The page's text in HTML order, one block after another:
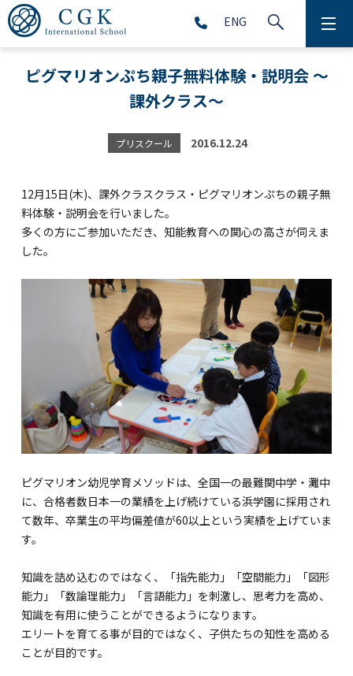
ENG
CGKについて
プリスクール (2～5歳児)
中等部 (6～9年生)
高等部 (10～12年生)
アフタースクール (1～9年生)
海外留学・グローバル
コミュニティ
お問い合わせ
保育園用物件紹介
横浜市物件情報募集
ピグマリオンぷち親子無料体験・説明会 ～
課外クラス～
プリスクール 2016.12.24
12月15日(木)、課外クラスクラス・ピグマリオンぷちの親子無
料体験・説明会を行いました。
多くの方にご参加いただき、知能教育への関心の高さが伺えま
した。
ピグマリオン幼児学育メソッドは、全国一の最難関中学・灘中
に、合格者数日本一の業績を上げ続けている浜学園に採用され
て数年、卒業生の平均偏差値が60以上という実績を上げていま
す。
知識を詰め込むのではなく、「指先能力」「空間能力」「図形
能力」「数論理能力」「言語能力」を刺激し、思考力を高め、
知識を有用に使うことができるようになります。
エリートを育てる事が目的ではなく、子供たちの知性を高める
ことが目的です。